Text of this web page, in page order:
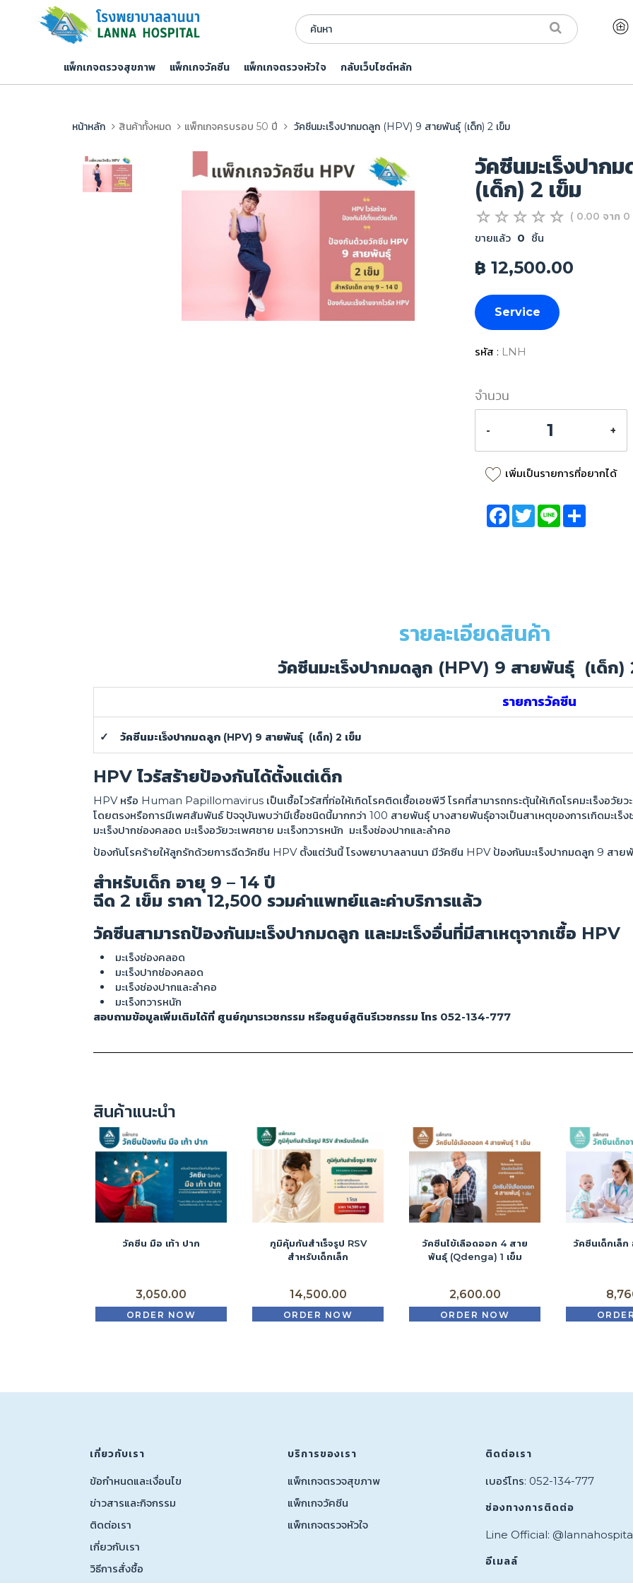
แพ็กเกจตรวจสุขภาพ แพ็กเกจวัคซีน แพ็กเกจตรวจหัวใจ กลับเว็บไซต์หลัก
หน้าหลัก สินค้าทั้งหมด แพ็กเกจครบรอบ 50 ปี วัคซีนมะเร็งปากมดลูก (HPV) 9 สายพันธุ์ (เด็ก) 2 เข็ม
วัคซีนมะเร็งปาก
(เด็ก) 2 เข็ม
( 0.00 จาก 0
ขายแล้ว 0 ชิ้น
฿ 12,500.00
Service
รหัส : LNH
จำนวน
- +
เพิ่มเป็นรายการที่อยากได้
Facebook
TwitterLine
รายละเอียดสินค้า
วัคซีนมะเร็งปากมดลูก (HPV) 9 สายพันธุ์ (เด็ก)
รายการวัคซีน
✓ วัคซีนมะเร็งปากมดลูก (HPV) 9 สายพันธุ์ (เด็ก) 2 เข็ม
HPV ไวรัสร้ายป้องกันได้ตั้งแต่เด็ก
HPV หรือ Human Papillomavirus เป็นเชื้อไวรัสที่ก่อให้เกิดโรคติดเชื้อเอชพีวี โรคที่สามารถกระตุ้นให้เกิดโรคมะเร็งอวัย
โดยตรงหรือการมีเพศสัมพันธ์ ปัจจุบันพบว่ามีเชื้อชนิดนี้มากกว่า 100 สายพันธุ์ บางสายพันธุ์อาจเป็นสาเหตุของการเกิดมะเร็ง
มะเร็งปากช่องคลอด มะเร็งอวัยวะเพศชาย มะเร็งทวารหนัก มะเร็งช่องปากและลำคอ
ป้องกันโรคร้ายให้ลูกรักด้วยการฉีดวัคซีน HPV ตั้งแต่วันนี้ โรงพยาบาลลานนา มีวัคซีน HPV ป้องกันมะเร็งปากมดลูก 9 สาย
สำหรับเด็ก อายุ 9 – 14 ปี
ฉีด 2 เข็ม ราคา 12,500 รวมค่าแพทย์และค่าบริการแล้ว
วัคซีนสามารถป้องกันมะเร็งปากมดลูก และมะเร็งอื่นที่มีสาเหตุจากเชื้อ HPV
มะเร็งช่องคลอด
มะเร็งปากช่องคลอด
มะเร็งช่องปากและลำคอ
มะเร็งทวารหนัก
สอบถามข้อมูลเพิ่มเติมได้ที่ ศูนย์กุมารเวชกรรม หรือศูนย์สูตินรีเวชกรรม โทร 052-134-777
สินค้าแนะนำ
วัคซีน มือ เท้า ปาก
3,050.00
ORDER NOW
ภูมิคุ้มกันสำเร็จรูป RSV
สำหรับเด็กเล็ก
14,500.00
ORDER NOW
วัคซีนไข้เลือดออก 4 สาย
พันธุ์ (Qdenga) 1 เข็ม
2,600.00
ORDER NOW
วัคซีนเด็กเล็ก
เกี่ยวกับเรา
ข้อกำหนดและเงื่อนไข
ข่าวสารและกิจกรรม
ติดต่อเรา
เกี่ยวกับเรา
วิธีการสั่งชื้อ
บริการของเรา
แพ็กเกจตรวจสุขภาพ
แพ็กเกจวัคซีน
แพ็กเกจตรวจหัวใจ
ติดต่อเรา
เบอร์โทร: 052-134-777
ช่องทางการติดต่อ
Line Official:
อีเมลล์